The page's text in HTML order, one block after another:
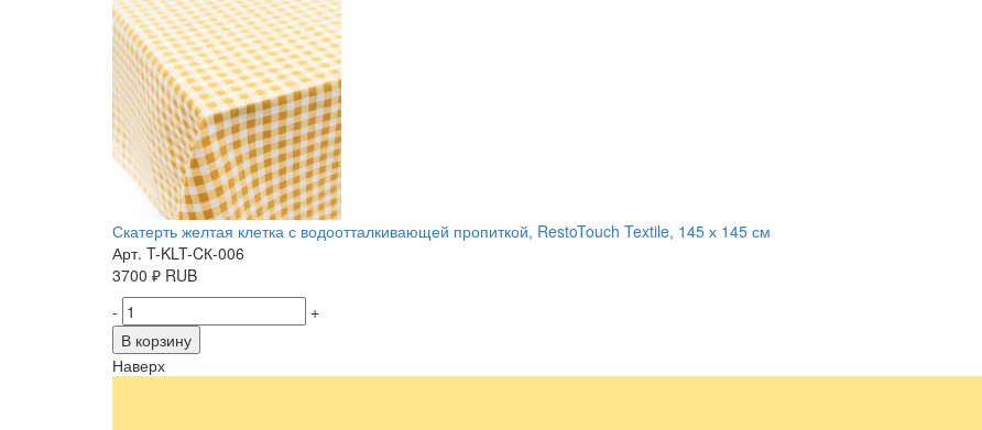
Скатерть желтая клетка с водоотталкивающей пропиткой, RestoTouch Textile, 145 х 145 см
Арт. T-KLT-CК-006
3700 ₽ RUB
-
+
В корзину
Наверх